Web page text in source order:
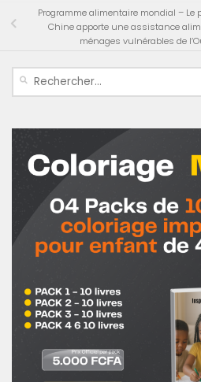
Programme alimentaire mondial – Le
Chine apporte une assistance
ménages vulnérables de
Rechercher :